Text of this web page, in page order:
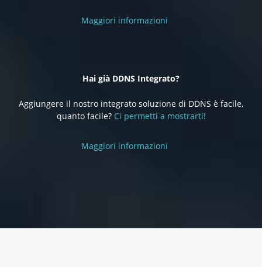
Maggiori informazioni
Hai già DDNS Integrato?
Aggiungere il nostro integrato soluzione di DDNS è facile,
quanto facile? Ci permetti a mostrarti!
Maggiori informazioni